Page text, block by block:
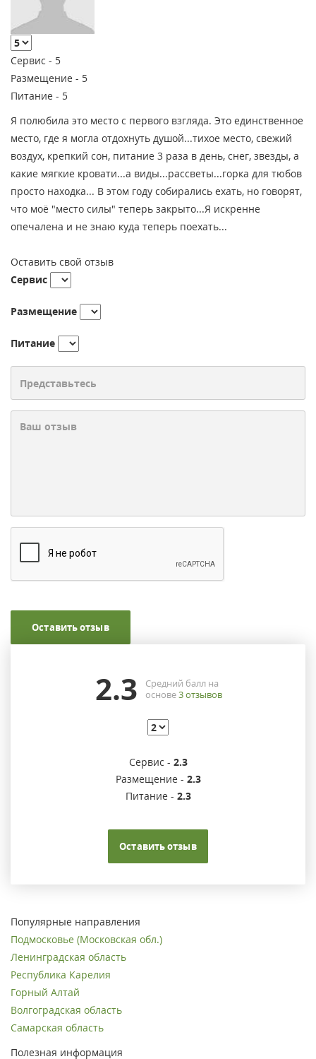
Сервис - 5
Размещение - 5
Питание - 5
Я полюбила это место с первого взгляда. Это единственное
место, где я могла отдохнуть душой...тихое место, свежий
воздух, крепкий сон, питание 3 раза в день, снег, звезды, а
какие мягкие кровати...а виды...рассветы...горка для тюбов
просто находка... В этом году собирались ехать, но говорят,
что моё "место силы" теперь закрыто...Я искренне
опечалена и не знаю куда теперь поехать...
Оставить свой отзыв
Сервис
Размещение
Питание
Оставить отзыв
2.3
Средний балл на
основе3отзывов
Сервис - 2.3
Размещение - 2.3
Питание - 2.3
Оставить отзыв
Популярные направления
Подмосковье (Московская обл.)
Ленинградская область
Республика Карелия
Горный Алтай
Волгоградская область
Самарская область
Полезная информация